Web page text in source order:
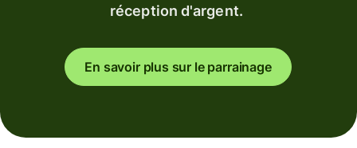
réception d'argent.
En savoir plus sur le parrainage